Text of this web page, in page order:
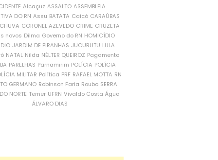
Alcaçuz ASSALTO ASSEMBLEIA
DO RN Assu BATATA Caicó CARAÚBAS
CORONEL AZEVEDO CRIME CRUZETA
novos Dilma Governo do RN HOMICÍDIO
JARDIM DE PIRANHAS JUCURUTU LULA
NATAL Nilda NÉLTER QUEIROZ Pagamento
PARELHAS Parnamirim POLÍCIA POLÍCIA
MILITAR Política PRF RAFAEL MOTTA RN
GERMANO Robinson Faria Roubo SERRA
NORTE Temer UFRN Vivaldo Costa Água
ÁLVARO DIAS